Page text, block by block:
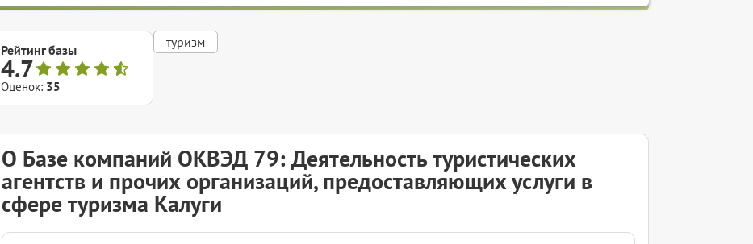
Рейтинг базы
4.7
Оценок: 35
туризм
О Базе компаний ОКВЭД 79: Деятельность туристических
агентств и прочих организаций, предоставляющих услуги в
сфере туризма Калуги